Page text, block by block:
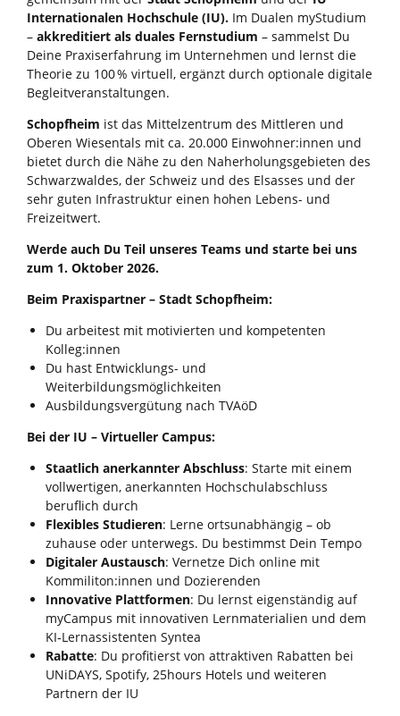
Internationalen Hochschule (IU). Im Dualen myStudium
– akkreditiert als duales Fernstudium – sammelst Du
Deine Praxiserfahrung im Unternehmen und lernst die
Theorie zu 100 % virtuell, ergänzt durch optionale digitale
Begleitveranstaltungen.
Schopfheim ist das Mittelzentrum des Mittleren und
Oberen Wiesentals mit ca. 20.000 Einwohner:innen und
bietet durch die Nähe zu den Naherholungsgebieten des
Schwarzwaldes, der Schweiz und des Elsasses und der
sehr guten Infrastruktur einen hohen Lebens- und
Freizeitwert.
Werde auch Du Teil unseres Teams und starte bei uns
zum 1. Oktober 2026.
Beim Praxispartner – Stadt Schopfheim:
Du arbeitest mit motivierten und kompetenten
Kolleg:innen
Du hast Entwicklungs- und
Weiterbildungsmöglichkeiten
Ausbildungsvergütung nach TVAöD
Bei der IU – Virtueller Campus:
Staatlich anerkannter Abschluss: Starte mit einem
vollwertigen, anerkannten Hochschulabschluss
beruflich durch
Flexibles Studieren: Lerne ortsunabhängig – ob
zuhause oder unterwegs. Du bestimmst Dein Tempo
Digitaler Austausch: Vernetze Dich online mit
Kommiliton:innen und Dozierenden
Innovative Plattformen: Du lernst eigenständig auf
myCampus mit innovativen Lernmaterialien und dem
KI‑Lernassistenten Syntea
Rabatte: Du profitierst von attraktiven Rabatten bei
UNiDAYS, Spotify, 25hours Hotels und weiteren
Partnern der IU